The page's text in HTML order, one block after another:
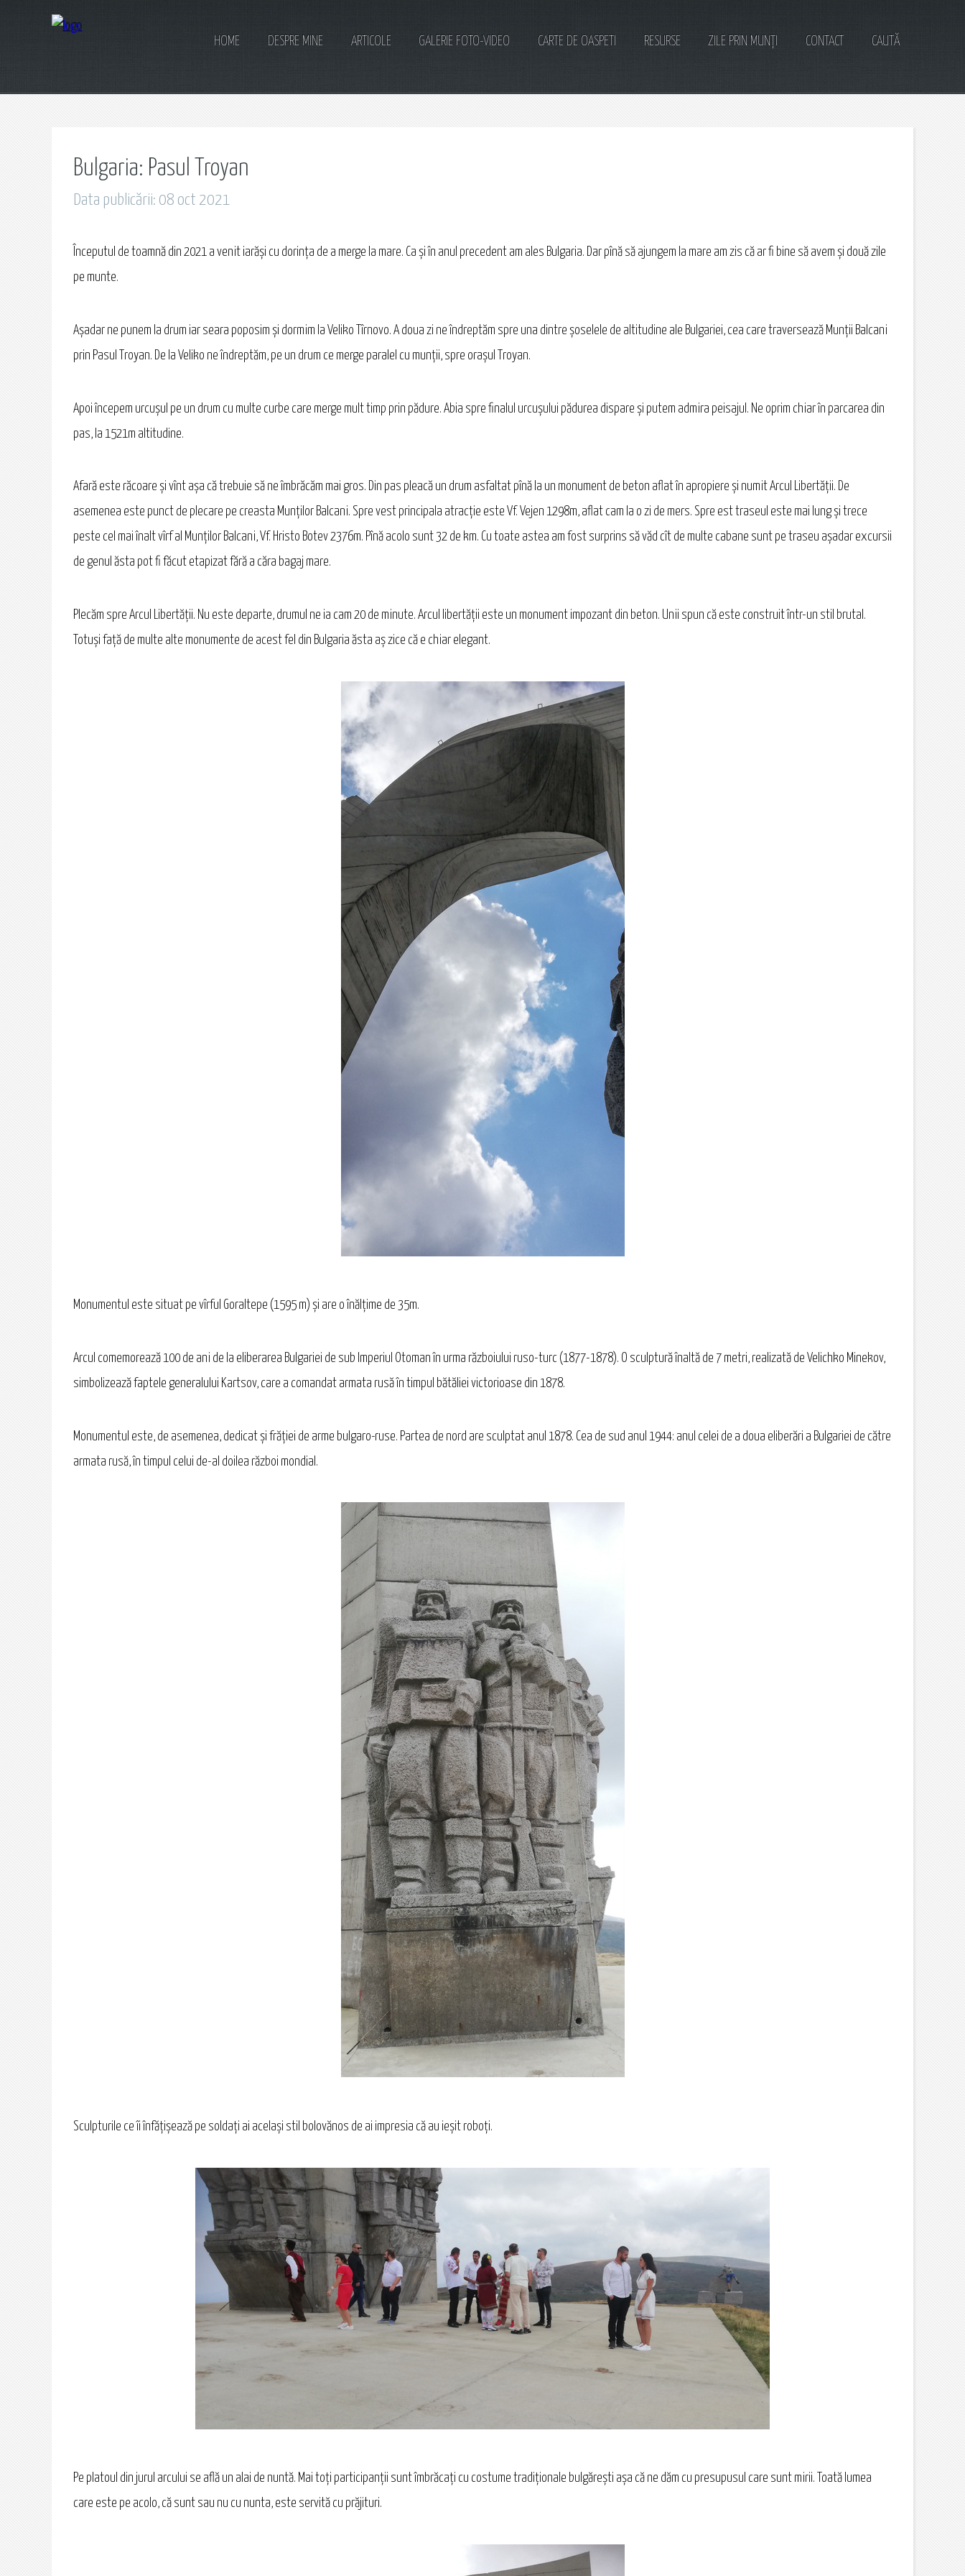
HOME DESPRE MINE ARTICOLE GALERIE FOTO-VIDEO CARTE DE OASPETI RESURSE ZILE PRIN MUNȚI CONTACT CAUTĂ
Bulgaria: Pasul Troyan
Data publicării: 08 oct 2021
Începutul de toamnă din 2021 a venit iarăși cu dorința de a merge la mare. Ca și în anul precedent am ales Bulgaria. Dar pînă să ajungem la mare am zis că ar fi bine să avem și două zile
pe munte.
Așadar ne punem la drum iar seara poposim și dormim la Veliko Tîrnovo. A doua zi ne îndreptăm spre una dintre șoselele de altitudine ale Bulgariei, cea care traversează Munții Balcani
prin Pasul Troyan. De la Veliko ne îndreptăm, pe un drum ce merge paralel cu munții, spre orașul Troyan.
Apoi începem urcușul pe un drum cu multe curbe care merge mult timp prin pădure. Abia spre finalul urcușului pădurea dispare și putem admira peisajul. Ne oprim chiar în parcarea din
pas, la 1521m altitudine.
Afară este răcoare și vînt așa că trebuie să ne îmbrăcăm mai gros. Din pas pleacă un drum asfaltat pînă la un monument de beton aflat în apropiere și numit Arcul Libertății. De
asemenea este punct de plecare pe creasta Munților Balcani. Spre vest principala atracție este Vf. Vejen 1298m, aflat cam la o zi de mers. Spre est traseul este mai lung și trece
peste cel mai înalt vîrf al Munților Balcani, Vf. Hristo Botev 2376m. Pînă acolo sunt 32 de km. Cu toate astea am fost surprins să văd cît de multe cabane sunt pe traseu așadar excursii
de genul ăsta pot fi făcut etapizat fără a căra bagaj mare.
Plecăm spre Arcul Libertății. Nu este departe, drumul ne ia cam 20 de minute. Arcul libertății este un monument impozant din beton. Unii spun că este construit într-un stil brutal.
Totuși față de multe alte monumente de acest fel din Bulgaria ăsta aș zice că e chiar elegant.
Monumentul este situat pe vîrful Goraltepe (1595 m) și are o înălțime de 35m.
Arcul comemorează 100 de ani de la eliberarea Bulgariei de sub Imperiul Otoman în urma războiului ruso-turc (1877-1878). O sculptură înaltă de 7 metri, realizată de Velichko Minekov,
simbolizează faptele generalului Kartsov, care a comandat armata rusă în timpul bătăliei victorioase din 1878.
Monumentul este, de asemenea, dedicat și frăției de arme bulgaro-ruse. Partea de nord are sculptat anul 1878. Cea de sud anul 1944: anul celei de a doua eliberări a Bulgariei de către
armata rusă, în timpul celui de-al doilea război mondial.
Sculpturile ce îi înfățișează pe soldați ai același stil bolovănos de ai impresia că au ieșit roboți.
Pe platoul din jurul arcului se află un alai de nuntă. Mai toți participanții sunt îmbrăcați cu costume tradiționale bulgărești așa că ne dăm cu presupusul care sunt mirii. Toată lumea
care este pe acolo, că sunt sau nu cu nunta, este servită cu prăjituri.